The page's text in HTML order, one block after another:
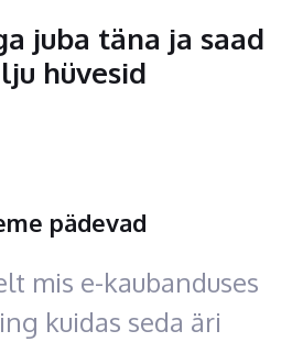
juba täna ja saad
hüvesid
pädevad
mis e-kaubanduses
kuidas seda äri